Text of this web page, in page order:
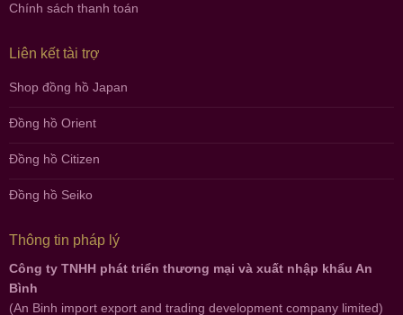
Chính sách thanh toán
Liên kết tài trợ
Shop đồng hồ Japan
Đồng hồ Orient
Đồng hồ Citizen
Đồng hồ Seiko
Thông tin pháp lý
Công ty TNHH phát triển thương mại và xuất nhập khẩu An
Bình
(An Binh import export and trading development company limited)